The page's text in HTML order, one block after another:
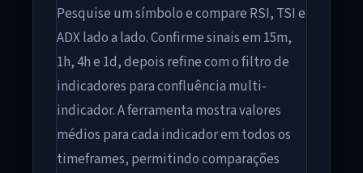
Pesquise um símbolo e compare RSI, TSI e
ADX lado a lado. Confirme sinais em 15m,
1h, 4h e 1d, depois refine com o filtro de
indicadores para confluência multi-
indicador. A ferramenta mostra valores
médios para cada indicador em todos os
timeframes, permitindo comparações